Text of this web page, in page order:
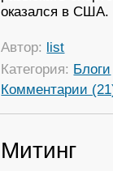
оказался в США.
Автор: list
Категория: Блоги
Комментарии
Митинг